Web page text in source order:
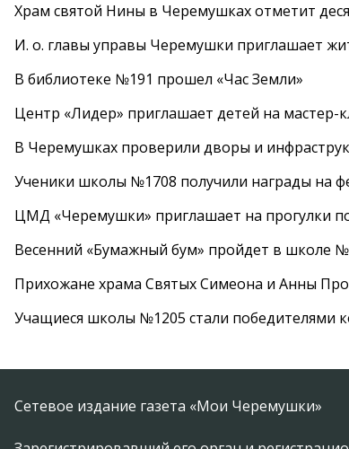
Храм святой Нины в Черемушках отметит
И. о. главы управы Черемушки приглашает
В библиотеке №191 прошел «Час Земли»
Центр «Лидер» приглашает детей на мастер-
В Черемушках проверили дворы и
Ученики школы №1708 получили награды на
ЦМД «Черемушки» приглашает на прогулки
Весенний «Бумажный бум» пройдет в школе
Прихожане храма Святых Симеона и Анны
Учащиеся школы №1205 стали победителями
Сетевое издание газета «Мои Черемушки»